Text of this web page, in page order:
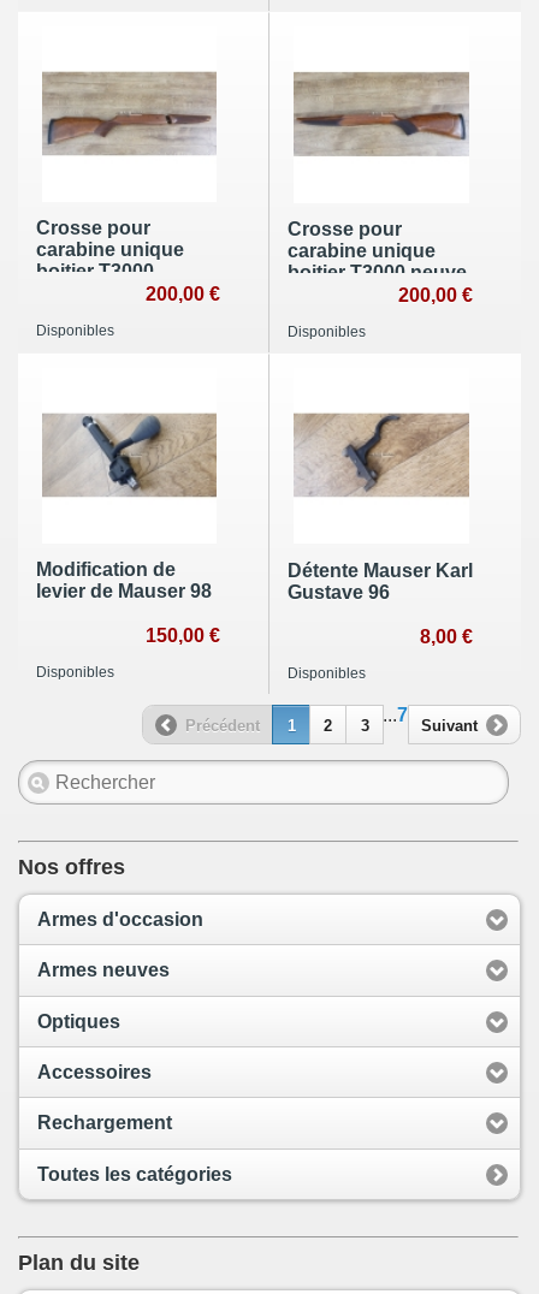
Crosse pour
carabine unique
boitier T3000
démontable neuve
200,00 €
Disponibles
Crosse pour
carabine unique
boitier T3000 neuve
200,00 €
Disponibles
Modification de
levier de Mauser 98
150,00 €
Disponibles
Détente Mauser Karl
Gustave 96
8,00 €
Disponibles
Précédent 1 2 3
...7
Suivant
Nos offres
Armes d'occasion
Armes neuves
Optiques
Accessoires
Rechargement
Toutes les catégories
Plan du site